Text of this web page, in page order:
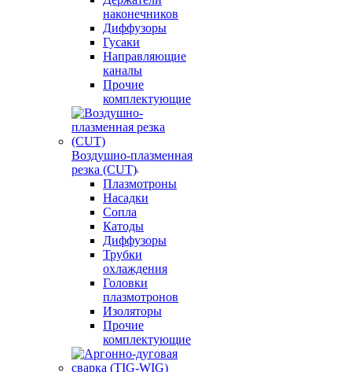
наконечников
Диффузоры
Гусаки
Направляющие
каналы
Прочие
комплектующие
Воздушно-плазменная
резка (CUT)
Плазмотроны
Насадки
Сопла
Катоды
Диффузоры
Трубки
охлаждения
Головки
плазмотронов
Изоляторы
Прочие
комплектующие